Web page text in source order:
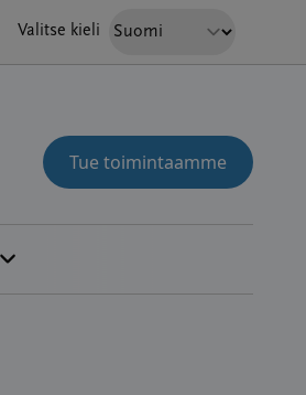
Valitse kieli
Tue toimintaamme